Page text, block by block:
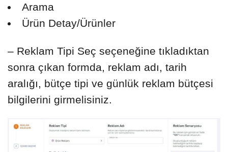
Arama
Ürün Detay/Ürünler
– Reklam Tipi Seç seçeneğine tıkladıktan
sonra çıkan formda, reklam adı, tarih
aralığı, bütçe tipi ve günlük reklam bütçesi
bilgilerini girmelisiniz.